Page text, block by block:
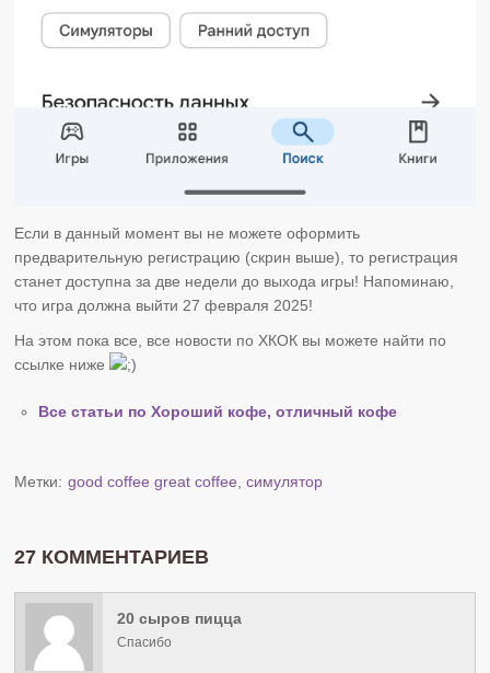
Если в данный момент вы не можете оформить
предварительную регистрацию (скрин выше), то регистрация
станет доступна за две недели до выхода игры! Напоминаю,
что игра должна выйти 27 февраля 2025!
На этом пока все, все новости по ХКОК вы можете найти по
ссылке ниже
Все статьи по Хороший кофе, отличный кофе
Метки: good coffee great coffee ,симулятор
27 КОММЕНТАРИЕВ
20 сыров пицца
Спасибо